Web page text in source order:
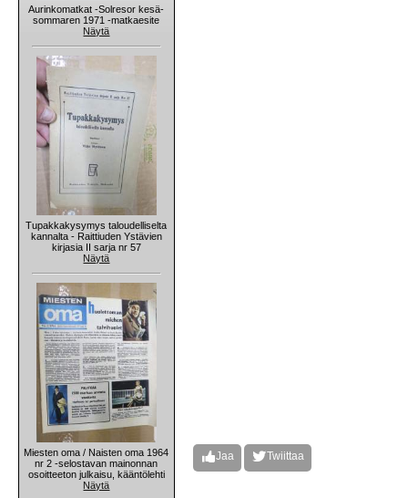
Aurinkomatkat -Solresor kesä-
sommaren 1971 -matkaesite
Näytä
Tupakkakysymys taloudelliselta
kannalta - Raittiuden Ystävien
kirjasia II sarja nr 57
Näytä
Miesten oma / Naisten oma 1964
nr 2 -selostavan mainonnan
osoitteeton julkaisu, kääntölehti
Näytä
Jaa Twiittaa